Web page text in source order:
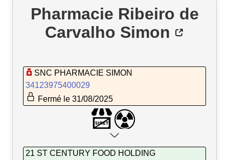
Pharmacie Ribeiro de
Carvalho Simon
SNC PHARMACIE SIMON
34123975400029
Fermé le 31/08/2025
21 ST CENTURY FOOD HOLDING